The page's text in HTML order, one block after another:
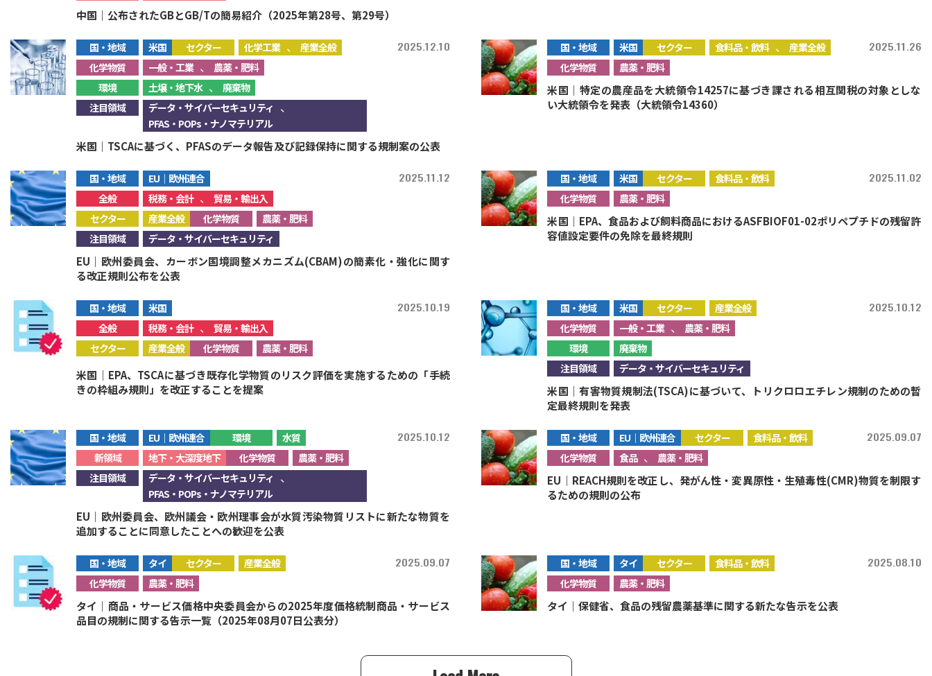
中国｜公布されたGBとGB/Tの簡易紹介（2025年第28号、第29号）
国・地域 米国 セクター 化学工業 、 産業全般
化学物質
一般・工業 、
農薬・肥料
環境
土壌・地下水 、 廃棄物
注目領域
データ・サイバーセキュリティ 、
PFAS・POPs・ナノマテリアル
2025.12.10
米国｜TSCAに基づく、PFASのデータ報告及び記録保持に関する規制案の公表
国・地域 米国 セクター 食料品・飲料 、産業全般
化学物質
農薬・肥料
2025.11.26
米国｜特定の農産品を大統領令14257に基づき課される相互関税の対象としな
い大統領令を発表（大統領令14360）
国・地域
EU｜欧州連合
全般
税務・会計 、 貿易・輸出入
セクター
産業全般 化学物質
農薬・肥料
注目領域
データ・サイバーセキュリティ
2025.11.12
EU｜欧州委員会、カーボン国境調整メカニズム(CBAM)の簡素化・強化に関す
る改正規則公布を公表
国・地域 米国 セクター
食料品・飲料
化学物質
農薬・肥料
2025.11.02
米国｜EPA、食品および飼料商品におけるASFBIOF01-02ポリペプチドの残留許
容値設定要件の免除を最終規則
国・地域
米国
全般
税務・会計 、 貿易・輸出入
セクター
産業全般 化学物質 農薬・肥料
2025.10.19
米国｜EPA、TSCAに基づき既存化学物質のリスク評価を実施するための「手続
きの枠組み規則」を改正することを提案
国・地域 米国 セクター
産業全般
化学物質
一般・工業 、
農薬・肥料
環境
廃棄物
注目領域
データ・サイバーセキュリティ
2025.10.12
米国｜有害物質規制法(TSCA)に基づいて、トリクロロエチレン規制のための暫
定最終規則を発表
国・地域 EU｜欧州連合 環境
水質
新領域
地下・大深度地下 化学物質
農薬・肥料
注目領域
データ・サイバーセキュリティ 、
PFAS・POPs・ナノマテリアル
2025.10.12
EU｜欧州委員会、欧州議会・欧州理事会が水質汚染物質リストに新たな物質を
追加することに同意したことへの歓迎を公表
国・地域 EU｜欧州連合 セクター
食料品・飲料
化学物質
食品 、 農薬・肥料
2025.09.07
EU｜REACH規則を改正し、発がん性・変異原性・生殖毒性(CMR)物質を制限す
るための規則の公布
国・地域 タイ セクター
産業全般
化学物質
農薬・肥料
2025.09.07
タイ｜商品・サービス価格中央委員会からの2025年度価格統制商品・サービス
品目の規制に関する告示一覧（2025年08月07日公表分）
国・地域 タイ セクター
食料品・飲料
化学物質
農薬・肥料
2025.08.10
タイ｜保健省、食品の残留農薬基準に関する新たな告示を公表